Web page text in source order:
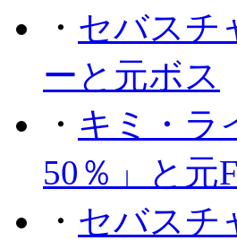
・ セバスチ
ーと元ボス
・ キミ・ラ
50％」と元
・ セバスチ